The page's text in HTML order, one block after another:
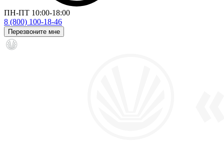
ПН-ПТ 10:00-18:00
8 (800) 100-18-46
Перезвоните мне